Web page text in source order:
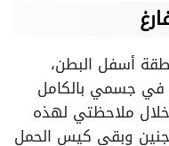
أسفل البطن،
في جسمي بالكامل
ملاحظتي لهذه
وبقي كيس الحمل